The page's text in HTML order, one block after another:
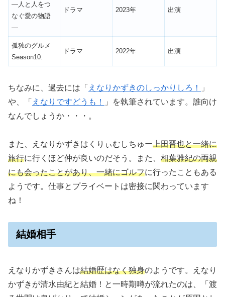
―人と人をつ
なぐ愛の物語
―
ドラマ 2023年 出演
孤独のグルメ
Season10.
ドラマ 2022年 出演
ちなみに、過去には「 えなりかずきのしっかりしろ！
」
や、「 えなりですどうも！
」を執筆されています。誰向け
なんでしょうか・・・。
また、えなりかずきはくりぃむしちゅー上田晋也と一緒に
旅行に行くほど仲が良いのだそう。また、 相葉雅紀の両親
にも会ったことがあり、一緒にゴルフに行ったこともある
ようです。仕事とプライベートは密接に関わっています
ね！
結婚相手
えなりかずきさんは結婚歴はなく独身のようです。えなり
かずきが清水由紀と結婚！と一時期噂が流れたのは、「渡